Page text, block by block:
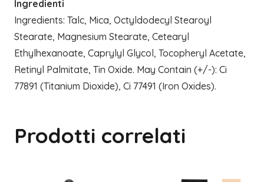
Ingredienti
Ingredients: Talc, Mica, Octyldodecyl Stearoyl
Stearate, Magnesium Stearate, Cetearyl
Ethylhexanoate, Caprylyl Glycol, Tocopheryl Acetate,
Retinyl Palmitate, Tin Oxide. May Contain (+/-): Ci
77891 (Titanium Dioxide), Ci 77491 (Iron Oxides).
Prodotti correlati